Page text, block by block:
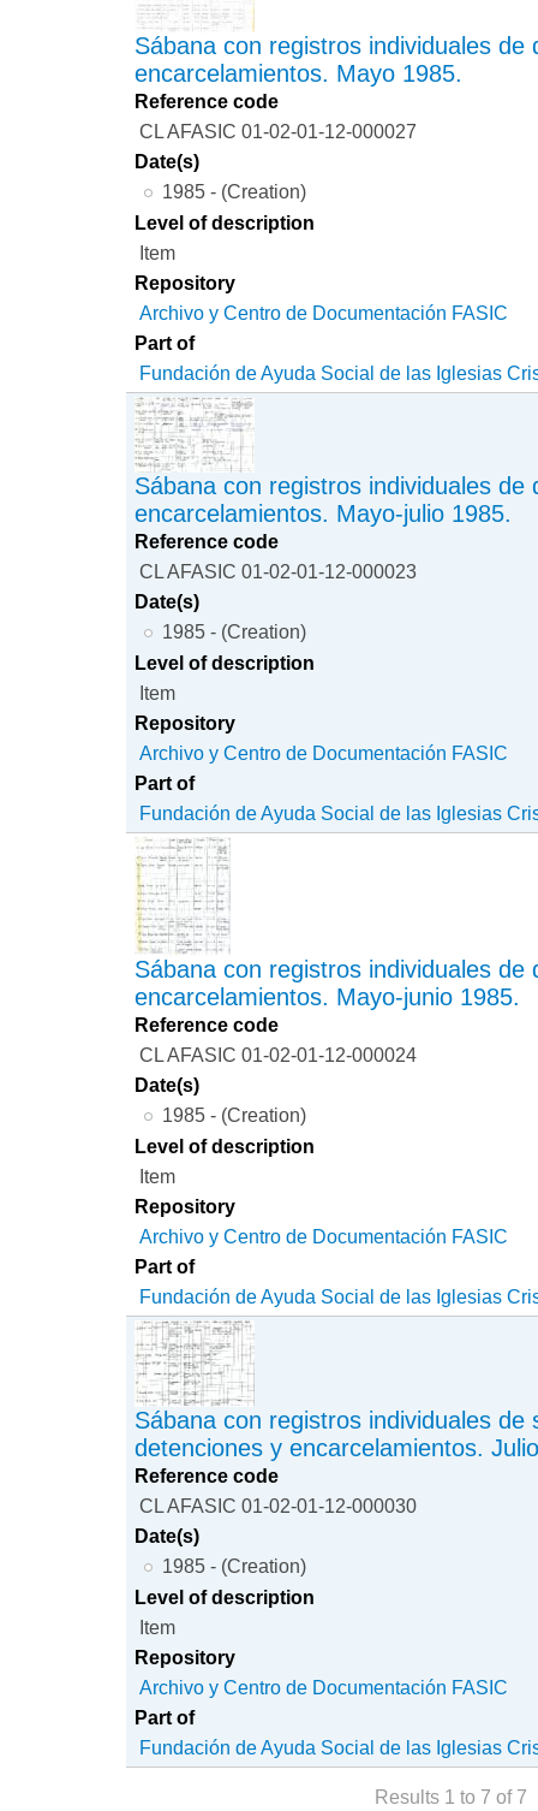
Sábana con registros individuales de
encarcelamientos. Mayo 1985.
Reference code
CL AFASIC 01-02-01-12-000027
Date(s)
1985 - (Creation)
Level of description
Item
Repository
Archivo y Centro de Documentación FASIC
Part of
Fundación de Ayuda Social de las Iglesias
Sábana con registros individuales de
encarcelamientos. Mayo-julio 1985.
Reference code
CL AFASIC 01-02-01-12-000023
Date(s)
1985 - (Creation)
Level of description
Item
Repository
Archivo y Centro de Documentación FASIC
Part of
Fundación de Ayuda Social de las Iglesias
Sábana con registros individuales de
encarcelamientos. Mayo-junio 1985.
Reference code
CL AFASIC 01-02-01-12-000024
Date(s)
1985 - (Creation)
Level of description
Item
Repository
Archivo y Centro de Documentación FASIC
Part of
Fundación de Ayuda Social de las Iglesias
Sábana con registros individuales de
detenciones y encarcelamientos.
Reference code
CL AFASIC 01-02-01-12-000030
Date(s)
1985 - (Creation)
Level of description
Item
Repository
Archivo y Centro de Documentación FASIC
Part of
Fundación de Ayuda Social de las Iglesias
Results 1 to 7 of 7